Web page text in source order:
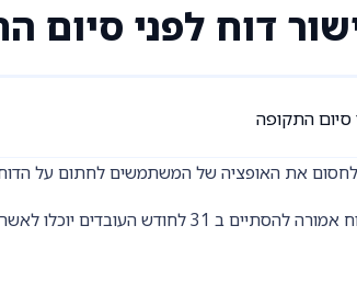
דוח לפני סיום
סיום התקופה
את האופציה של המשתמשים לחתום על
יוכלו לאשר את הדוחות רק ב 01 לחודש הבא.